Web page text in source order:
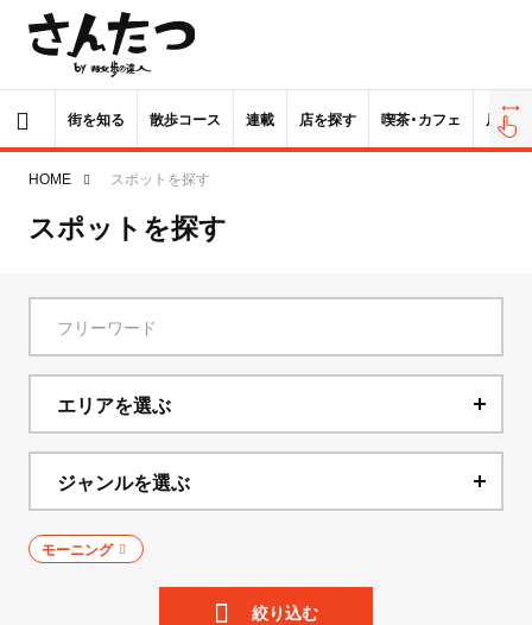
街を知る 散歩コース 連載 店を探す 喫茶・カフェ 居酒屋
HOME スポットを探す
スポットを探す
エリアを選ぶ
北海道
青森県
岩手県
ジャンルを選ぶ
ニュース
モーニング
絞り込む